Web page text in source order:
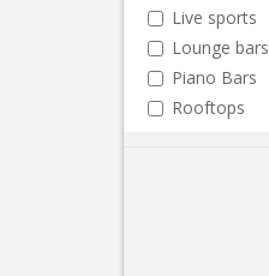
Live sports
Lounge bars
Piano Bars
Rooftops